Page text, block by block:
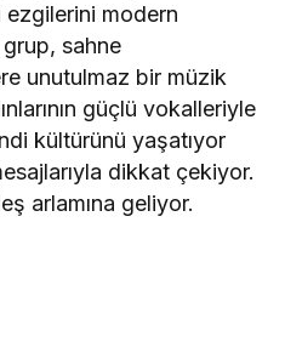
ezgilerini modern
sahne
unutulmaz bir müzik
güçlü vokalleriyle
kültürünü yaşatıyor
dikkat çekiyor.
arlamına geliyor.